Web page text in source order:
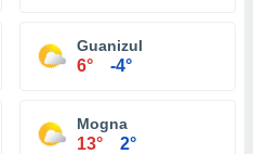
Guanizul
6° -4°
Mogna
13° 2°